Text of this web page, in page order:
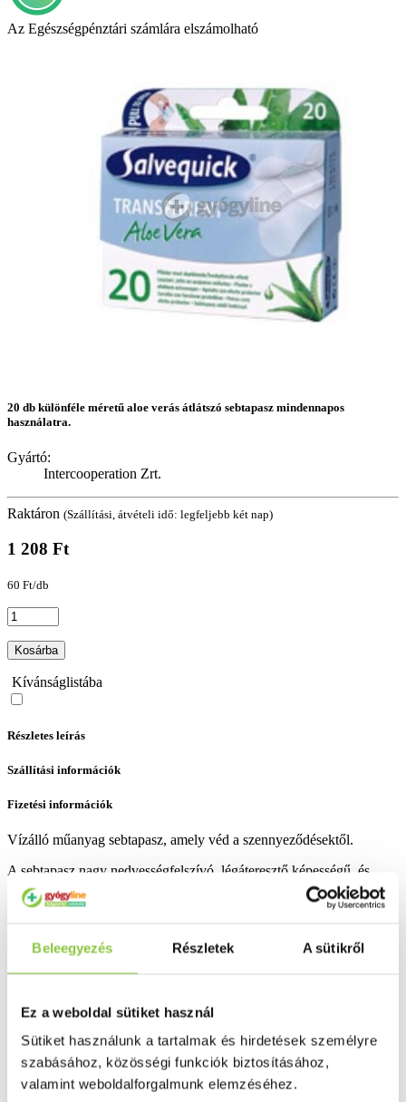
Beleegyezés Részletek A sütikről
Ez a weboldal sütiket használ
Sütiket használunk a tartalmak és hirdetések személyre
szabásához, közösségi funkciók biztosításához,
valamint weboldalforgalmunk elemzéséhez.
Az Egészségpénztári számlára elszámolható
20 db különféle méretű aloe verás átlátszó sebtapasz mindennapos
használatra.
Gyártó:
Intercooperation Zrt.
Raktáron (Szállítási, átvételi idő: legfeljebb két nap)
1 208 Ft
60 Ft/db
Kosárba
Kívánságlistába
Részletes leírás
Szállítási információk
Fizetési információk
Vízálló műanyag sebtapasz, amely véd a szennyeződésektől.
A sebtapasz nagy nedvességfelszívó, légáteresztő képességű, és
kiválóan illeszkedik a testfelszín csaknem minden részéhez.
Bővebben ...
Ingyenes szállítás 18 000 Ft felett
Minőségellenőrzött termékek
Valós gyógyszertári háttér
Folyamatos akciók